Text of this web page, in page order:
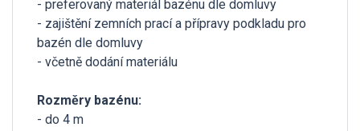
- preferovaný materiál bazénu dle domluvy
- zajištění zemních prací a přípravy podkladu pro
bazén dle domluvy
- včetně dodání materiálu
Rozměry bazénu:
- do 4 m